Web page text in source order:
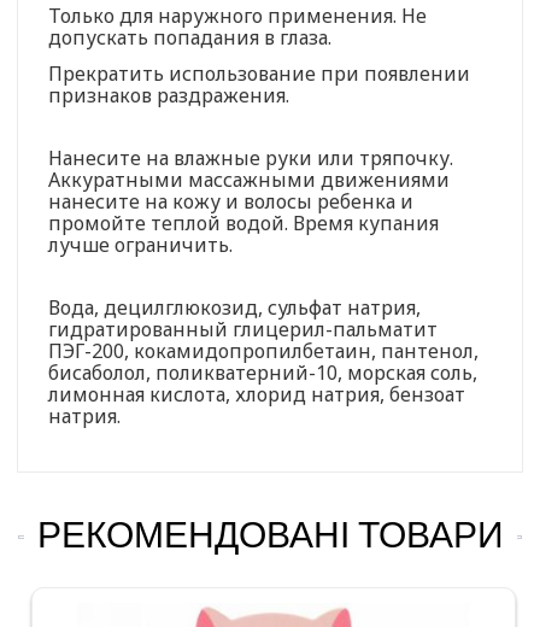
Только для наружного применения. Не
допускать попадания в глаза.
Прекратить использование при появлении
признаков раздражения.
Нанесите на влажные руки или тряпочку.
Аккуратными массажными движениями
нанесите на кожу и волосы ребенка и
промойте теплой водой. Время купания
лучше ограничить.
Вода, децилглюкозид, сульфат натрия,
гидратированный глицерил-пальматит
ПЭГ-200, кокамидопропилбетаин, пантенол,
бисаболол, поликватерний-10, морская соль,
лимонная кислота, хлорид натрия, бензоат
натрия.
РЕКОМЕНДОВАНІ ТОВАРИ